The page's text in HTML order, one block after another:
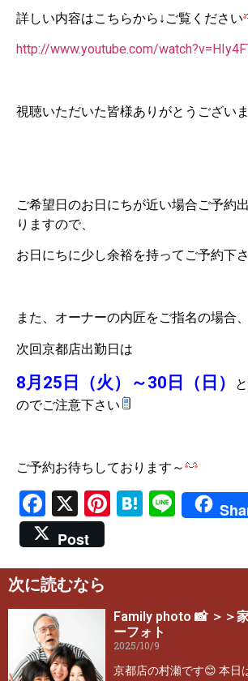
詳しい内容はこちらから↓ご覧ください
http://www.youtube.com/
視聴いただいた皆様ありがとうござい
ご希望日のお日にちが近い場合ご予約
りますので、
お日にちに少し余裕を持ってご予約下
また、オーナーの内匠をご指名の場合、
次回京都店出勤日は
8月25日（火）～30日（日）
のでご注意下さい
ご予約お待ちしております～
Facebook
X Pinterest
Hatena
Line
Post
次に読むなら
Family photo 📸 ＞＞
ーフォト
2025/10/9
京都店の村瀬です😊 本日